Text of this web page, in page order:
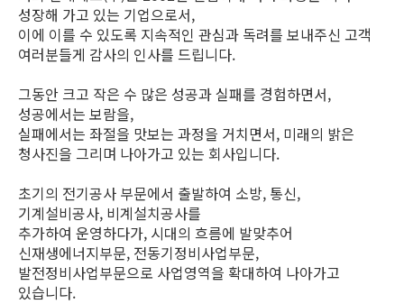
성장해 가고 있는 기업으로서,
이에 이를 수 있도록 지속적인 관심과 독려를 보내주신 고객
여러분들게 감사의 인사를 드립니다.
그동안 크고 작은 수 많은 성공과 실패를 경험하면서,
성공에서는 보람을,
실패에서는 좌절을 맛보는 과정을 거치면서, 미래의 밝은
청사진을 그리며 나아가고 있는 회사입니다.
초기의 전기공사 부문에서 출발하여 소방, 통신,
기계설비공사, 비계설치공사를
추가하여 운영하다가, 시대의 흐름에 발맞추어
신재생에너지부문, 전동기정비사업부문,
발전정비사업부문으로 사업영역을 확대하여 나아가고
있습니다.